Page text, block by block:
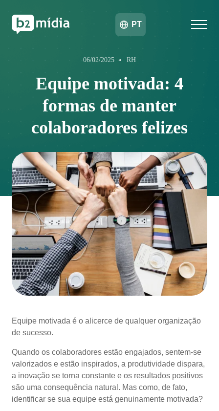
PT
06/02/2025 RH
Equipe motivada: 4
formas de manter
colaboradores felizes
Equipe motivada é o alicerce de qualquer organização
de sucesso.
Quando os colaboradores estão engajados, sentem-se
valorizados e estão inspirados, a produtividade dispara,
a inovação se torna constante e os resultados positivos
são uma consequência natural. Mas como, de fato,
identificar se sua equipe está genuinamente motivada?